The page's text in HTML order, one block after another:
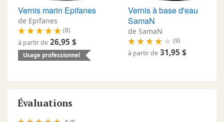
Vernis marin Epifanes
de Epifanes
(8)
à partir de 26,95 $
Usage professionnel
Vernis à base d'eau
SamaN
de SamaN
(9)
à partir de 31,95 $
Évaluations